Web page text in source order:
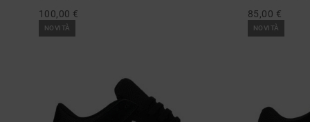
100,00 € 85,00 €
NOVITÀ NOVITÀ